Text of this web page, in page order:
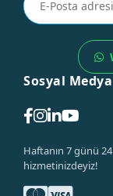
Sosyal Medya
Haftanın 7 günü
hizmetinizdeyiz!